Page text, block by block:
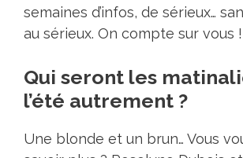
semaines d’infos, de sérieux…
au sérieux. On compte sur vous !
Qui seront les
l’été autrement ?
Une blonde et un brun… Vous